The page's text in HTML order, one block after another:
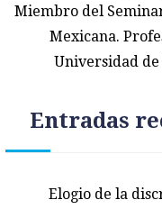
Miembro del
Mexicana.
Universidad de
Entradas
Elogio de la